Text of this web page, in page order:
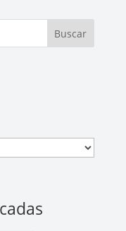
Buscar